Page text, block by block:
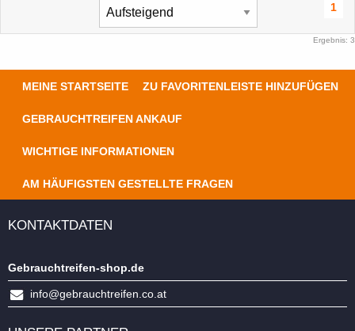
1
Ergebnis: 3
MEINE STARTSEITE ZU FAVORITENLEISTE HINZUFÜGEN
GEBRAUCHTREIFEN ANKAUF
WICHTIGE INFORMATIONEN
AM HÄUFIGSTEN GESTELLTE FRAGEN
KONTAKTDATEN
Gebrauchtreifen-shop.de
info@gebrauchtreifen.co.at